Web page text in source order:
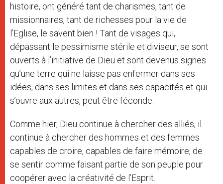
histoire, ont généré tant de charismes, tant de
missionnaires, tant de richesses pour la vie de
l’Eglise, le savent bien ! Tant de visages qui,
dépassant le pessimisme stérile et diviseur, se sont
ouverts à l’initiative de Dieu et sont devenus signes
qu’une terre qui ne laisse pas enfermer dans ses
idées, dans ses limites et dans ses capacités et qui
s’ouvre aux autres, peut être féconde.
Comme hier, Dieu continue à chercher des alliés, il
continue à chercher des hommes et des femmes
capables de croire, capables de faire mémoire, de
se sentir comme faisant partie de son peuple pour
coopérer avec la créativité de l’Esprit.